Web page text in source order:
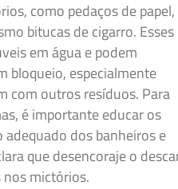
como pedaços de papel,
bitucas de cigarro. Esses
em água e podem
bloqueio, especialmente
com outros resíduos. Para
é importante educar os
adequado dos banheiros e
que desencoraje o
mictórios.